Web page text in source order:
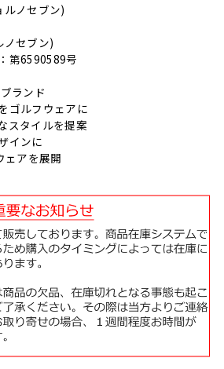
ルノセブン)
ノセブン)
第6590589号
ランド
ゴルフウェアに
スタイルを提案
インに
ェアを展開